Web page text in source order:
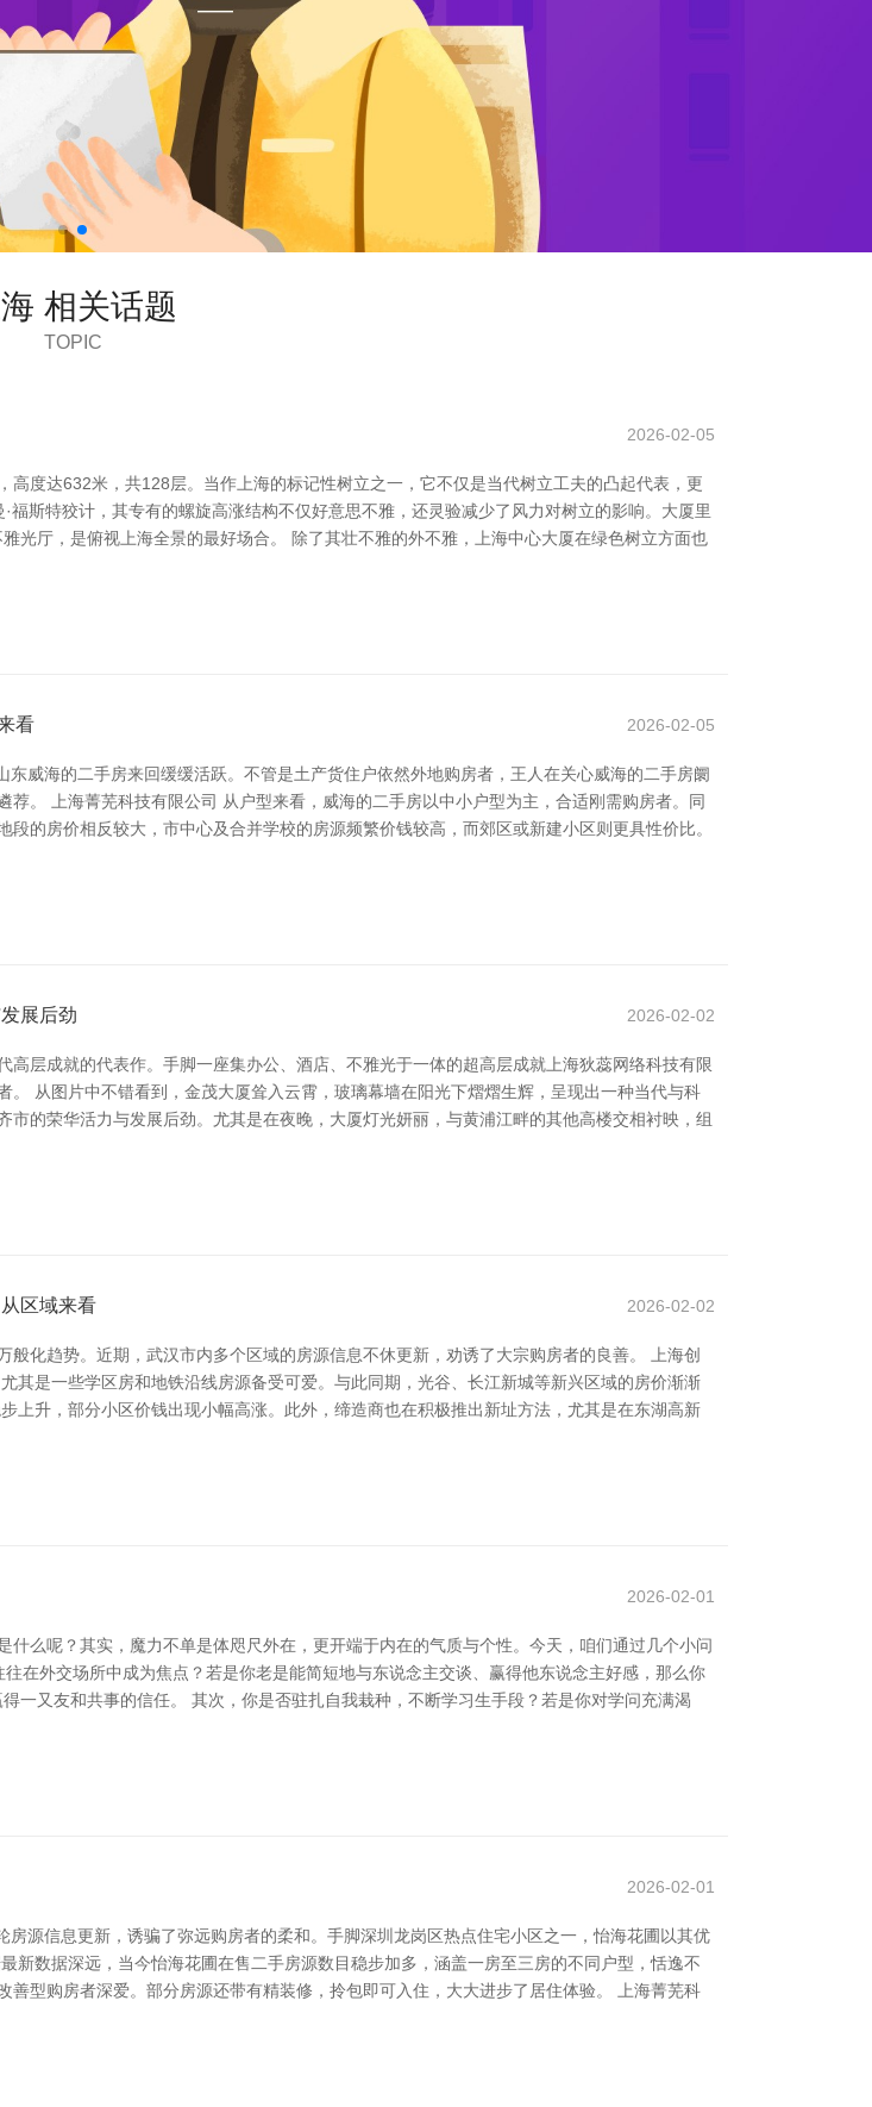
海 相关话题
TOPIC
2026-02-05
高度达632米，共128层。当作上海的标记性树立之一，它不仅是当代树立工夫的凸起代表，更
斯特狡计，其专有的螺旋高涨结构不仅好意思不雅，还灵验减少了风力对树立的影响。大厦里
光厅，是俯视上海全景的最好场合。 除了其壮不雅的外不雅，上海中心大厦在绿色树立方面也
看 2026-02-05
威海的二手房来回缓缓活跃。不管是土产货住户依然外地购房者，王人在关心威海的二手房阛
。 上海菁芜科技有限公司 从户型来看，威海的二手房以中小户型为主，合适刚需购房者。同
的房价相反较大，市中心及合并学校的房源频繁价钱较高，而郊区或新建小区则更具性价比。
展后劲 2026-02-02
层成就的代表作。手脚一座集办公、酒店、不雅光于一体的超高层成就上海狄蕊网络科技有限
从图片中不错看到，金茂大厦耸入云霄，玻璃幕墙在阳光下熠熠生辉，呈现出一种当代与科
的荣华活力与发展后劲。尤其是在夜晚，大厦灯光妍丽，与黄浦江畔的其他高楼交相衬映，组
区域来看 2026-02-02
化趋势。近期，武汉市内多个区域的房源信息不休更新，劝诱了大宗购房者的良善。 上海创
其是一些学区房和地铁沿线房源备受可爱。与此同期，光谷、长江新城等新兴区域的房价渐渐
上升，部分小区价钱出现小幅高涨。此外，缔造商也在积极推出新址方法，尤其是在东湖高新
2026-02-01
么呢？其实，魔力不单是体咫尺外在，更开端于内在的气质与个性。今天，咱们通过几个小问
在外交场所中成为焦点？若是你老是能简短地与东说念主交谈、赢得他东说念主好感，那么你
一又友和共事的信任。 其次，你是否驻扎自我栽种，不断学习生手段？若是你对学问充满渴
2026-02-01
源信息更新，诱骗了弥远购房者的柔和。手脚深圳龙岗区热点住宅小区之一，怡海花圃以其优
新数据深远，当今怡海花圃在售二手房源数目稳步加多，涵盖一房至三房的不同户型，恬逸不
型购房者深爱。部分房源还带有精装修，拎包即可入住，大大进步了居住体验。 上海菁芜科